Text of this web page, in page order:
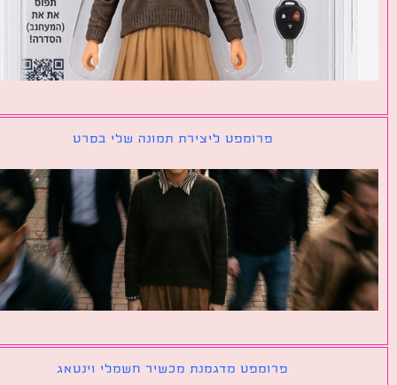
פרומפט ליצירת תמונה שלי בסרט
פרומפט מדגמנת מכשיר חשמלי וינטאג